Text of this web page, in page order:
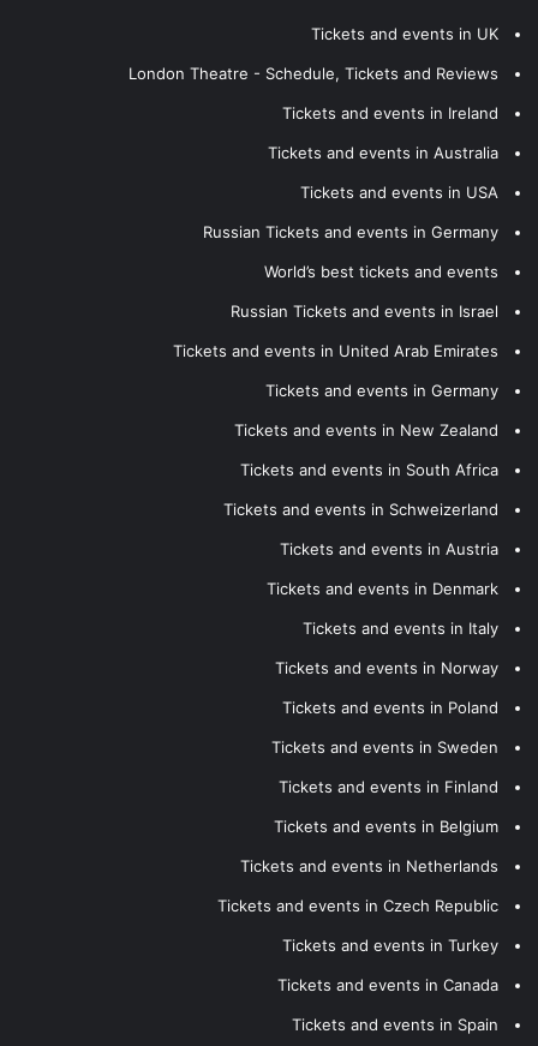
Tickets and events in UK
London Theatre - Schedule, Tickets and Reviews
Tickets and events in Ireland
Tickets and events in Australia
Tickets and events in USA
Russian Tickets and events in Germany
World’s best tickets and events
Russian Tickets and events in Israel
Tickets and events in United Arab Emirates
Tickets and events in Germany
Tickets and events in New Zealand
Tickets and events in South Africa
Tickets and events in Schweizerland
Tickets and events in Austria
Tickets and events in Denmark
Tickets and events in Italy
Tickets and events in Norway
Tickets and events in Poland
Tickets and events in Sweden
Tickets and events in Finland
Tickets and events in Belgium
Tickets and events in Netherlands
Tickets and events in Czech Republic
Tickets and events in Turkey
Tickets and events in Canada
Tickets and events in Spain